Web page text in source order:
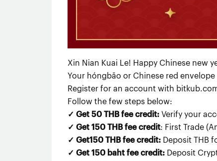
Xin Nian Kuai Le! Happy Chinese new
Your hóngbāo or Chinese red
Register for an account with
Follow the few steps below:
✓ Get 50 THB fee credit:Verify your
✓ Get 150 THB fee credit: First Trade
✓ Get150 THB fee credit: Deposit THB
✓ Get 150 baht fee credit: Deposit